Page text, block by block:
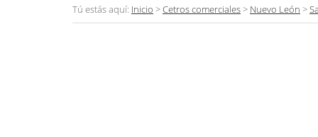
Tú estás aquí: Inicio >Cetros comerciales> Nuevo León >